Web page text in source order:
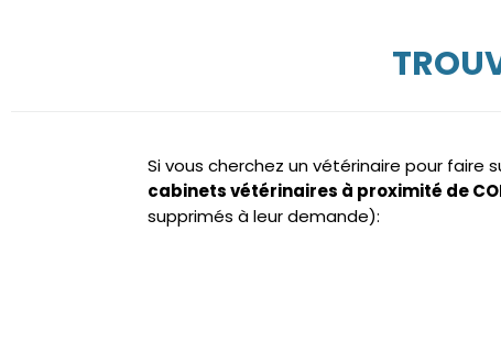
Si vous cherchez un vétérinaire pour faire
cabinets vétérinaires à proximité de
supprimés à leur demande):